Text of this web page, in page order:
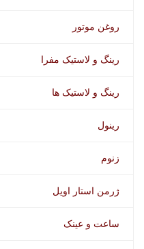
روغن موتور
رینگ و لاستیک مفرا
رینگ و لاستیک ها
رینول
زنوم
ژرمن استار اویل
ساعت و عینک